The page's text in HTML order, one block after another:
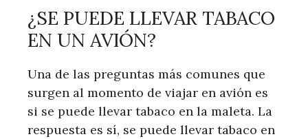
¿SE PUEDE LLEVAR TABACO
EN UN AVIÓN?
Una de las preguntas más comunes que
surgen al momento de viajar en avión es
si se puede llevar tabaco en la maleta. La
respuesta es sí, se puede llevar tabaco en